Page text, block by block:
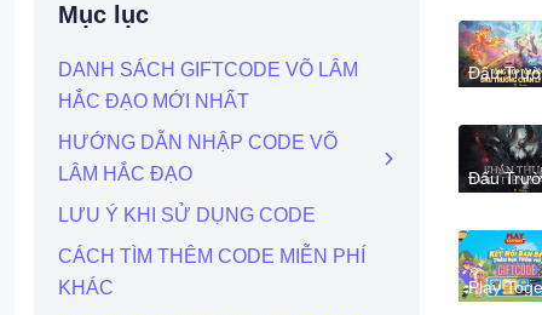
Mục lục
DANH SÁCH GIFTCODE VÕ LÂM
HẮC ĐẠO MỚI NHẤT
HƯỚNG DẪN NHẬP CODE VÕ
LÂM HẮC ĐẠO
LƯU Ý KHI SỬ DỤNG CODE
CÁCH TÌM THÊM CODE MIỄN PHÍ
KHÁC
18 PBE -
Chủ Thử
Nghiệm
Đấu
Chân Lý:
Tộc Hệ
Mùa 18
Đấu
Chân Lý:
Thưởng
Tiên
Cho
Thủ Mùa
Play
- VNG: